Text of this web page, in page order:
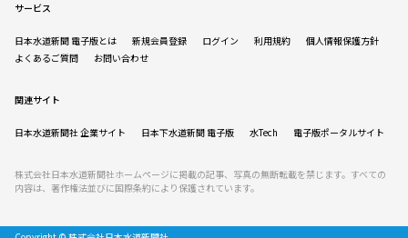
サービス
日本水道新聞 電子版とは 新規会員登録 ログイン 利用規約
個人情報保護方針
よくあるご質問
お問い合わせ
関連サイト
日本水道新聞社 企業サイト 日本下水道新聞 電子版 水Tech 電子版ポータルサイト
株式会社日本水道新聞社ホームページに掲載の記事、写真の無断転載を禁じます。すべての
内容は、著作権法並びに国際条約により保護されています。